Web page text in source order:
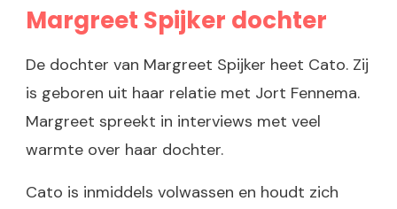
Margreet Spijker dochter
De dochter van Margreet Spijker heet Cato. Zij
is geboren uit haar relatie met Jort Fennema.
Margreet spreekt in interviews met veel
warmte over haar dochter.
Cato is inmiddels volwassen en houdt zich